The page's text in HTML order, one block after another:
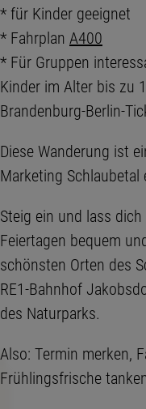
* für Kinder geeignet
* Fahrplan A400
* Für Gruppen
Kinder im Alter bis zu
Brandenburg-Berlin-
Diese Wanderung ist
Marketing Schlaubetal
Steig ein und lass
Feiertagen bequem
schönsten Orten des
RE1-Bahnhof
des Naturparks.
Also: Termin merken,
Frühlingsfrische